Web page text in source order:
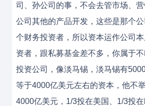
司、孙公司的事，不会去管市场、
公司其他的产品开发，这些是那个
个财务投资者，所以资本运作公司
资者，跟私募基金差不多，你属于
投资公司，像淡马锡，淡马锡有
等于4000亿美元左右的资本，他不
4000亿美元，1/3投在美国、1/3投